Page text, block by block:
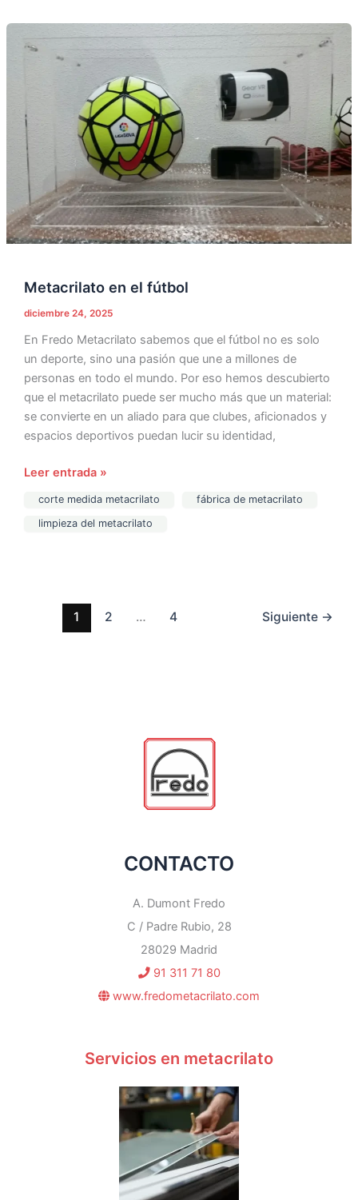
Metacrilato en el fútbol
diciembre 24, 2025
En Fredo Metacrilato sabemos que el fútbol no es solo
un deporte, sino una pasión que une a millones de
personas en todo el mundo. Por eso hemos descubierto
que el metacrilato puede ser mucho más que un material:
se convierte en un aliado para que clubes, aficionados y
espacios deportivos puedan lucir su identidad,
en
Leer entrada »
corte medida metacrilato
fábrica de metacrilato
limpieza del metacrilato
1 2 … 4 Siguiente →
CONTACTO
A. Dumont Fredo
C / Padre Rubio, 28
28029 Madrid
91 311 71 80
www.fredometacrilato.com
Servicios en metacrilato